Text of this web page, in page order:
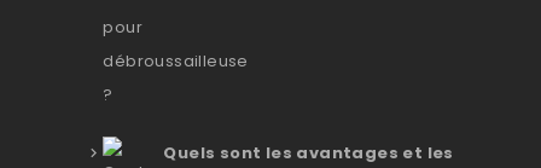
Quels sont les avantages et les